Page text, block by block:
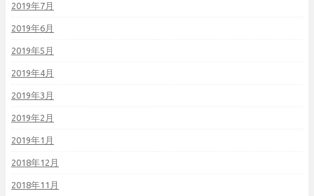
2019年7月
2019年6月
2019年5月
2019年4月
2019年3月
2019年2月
2019年1月
2018年12月
2018年11月